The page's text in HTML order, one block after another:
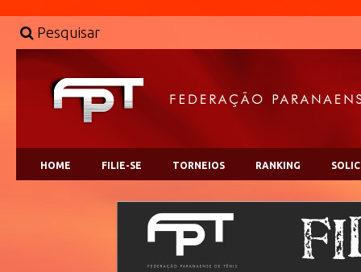
Pesquisar
HOME FILIE-SE TORNEIOS RANKING